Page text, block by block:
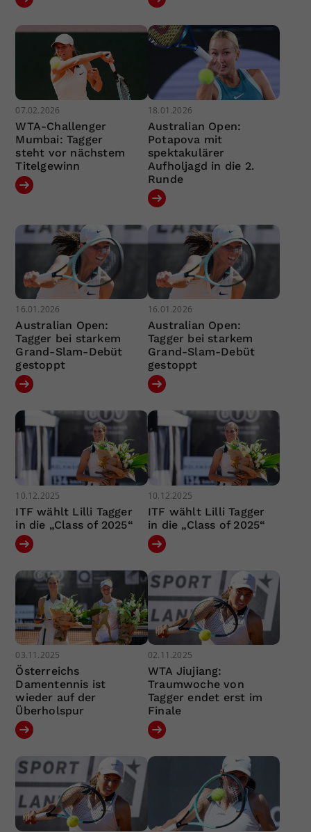
07.02.2026
WTA-Challenger
Mumbai: Tagger
steht vor nächstem
Titelgewinn
18.01.2026
Australian Open:
Potapova mit
spektakulärer
Aufholjagd in die 2.
Runde
16.01.2026
Australian Open:
Tagger bei starkem
Grand-Slam-Debüt
gestoppt
16.01.2026
Australian Open:
Tagger bei starkem
Grand-Slam-Debüt
gestoppt
10.12.2025
ITF wählt Lilli Tagger
in die „Class of 2025“
10.12.2025
ITF wählt Lilli Tagger
in die „Class of 2025“
03.11.2025
Österreichs
Damentennis ist
wieder auf der
Überholspur
02.11.2025
WTA Jiujiang:
Traumwoche von
Tagger endet erst im
Finale